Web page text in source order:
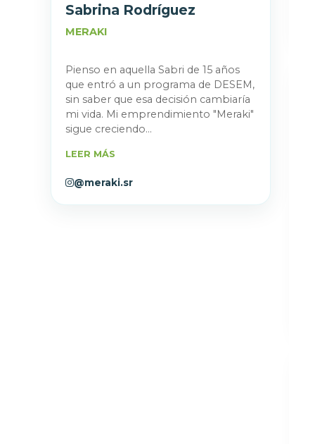
Sabrina Rodríguez
MERAKI
Pienso en aquella Sabri de 15 años
que entró a un programa de DESEM,
sin saber que esa decisión cambiaría
mi vida. Mi emprendimiento "Meraki"
sigue creciendo...
LEER MÁS
@meraki.sr